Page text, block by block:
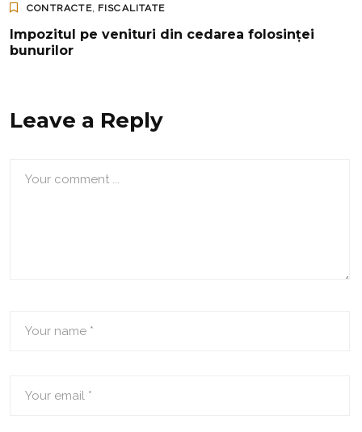
CONTRACTE, FISCALITATE
Impozitul pe venituri din cedarea folosinței
bunurilor
Leave a Reply